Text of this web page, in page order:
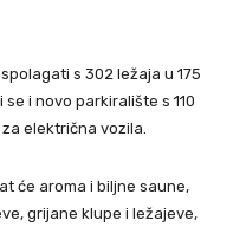
s 302 ležaja u 175
i novo parkiralište s 110
električna vozila.
će aroma i biljne saune,
grijane klupe i ležajeve,